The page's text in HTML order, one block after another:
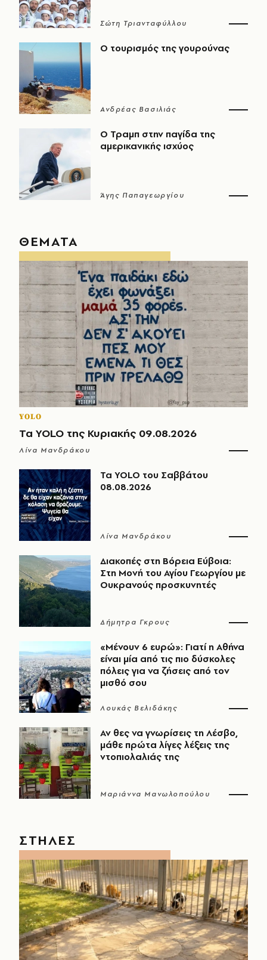
Σώτη Τριανταφύλλου
Ο τουρισμός της γουρούνας
Ανδρέας Βασιλιάς
Ο Τραμπ στην παγίδα της
αμερικανικής ισχύος
Άγης Παπαγεωργίου
ΘΕΜΑΤΑ
YOLO
Τα YOLO της Κυριακής 09.08.2026
Λίνα Μανδράκου
Τα YOLO του Σαββάτου
08.08.2026
Λίνα Μανδράκου
Διακοπές στη Βόρεια Εύβοια:
Στη Μονή του Αγίου Γεωργίου με
Ουκρανούς προσκυνητές
Δήμητρα Γκρους
«Μένουν 6 ευρώ»: Γιατί η Αθήνα
είναι μία από τις πιο δύσκολες
πόλεις για να ζήσεις από τον
μισθό σου
Λουκάς Βελιδάκης
Αν θες να γνωρίσεις τη Λέσβο,
μάθε πρώτα λίγες λέξεις της
ντοπιολαλιάς της
Μαριάννα Μανωλοπούλου
ΣΤΗΛΕΣ